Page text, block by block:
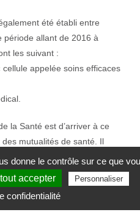
été établi entre
période allant de 2016 à
les suivant :
appelée soins efficaces
la Santé est d’arriver à ce
mutualités de santé. Il
effet, en réformant le
Ministre revoit également le
donne le contrôle sur ce que
accepter Personnaliser
confidentialité